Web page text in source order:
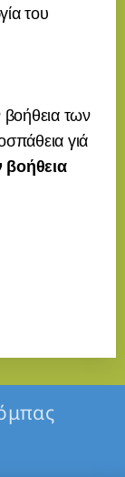
του
των
γιά
βοήθεια